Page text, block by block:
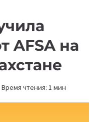
AFSA на
Время чтения: 1 мин